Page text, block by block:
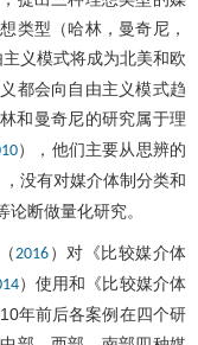
类型（哈林，曼奇尼，
义模式将成为北美和欧
都会向自由主义模式趋
和曼奇尼的研究属于理
），他们主要从思辨的
没有对媒介体制分类和
断做量化研究。
2016 ）对《比较媒介体
）使用和《比较媒介体
年前后各案例在四个研